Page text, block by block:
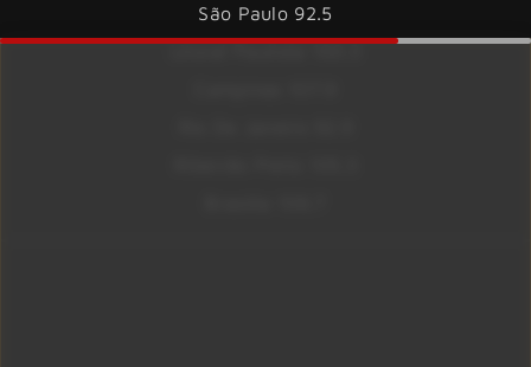
São Paulo 92.5
Litoral Paulista 100.3